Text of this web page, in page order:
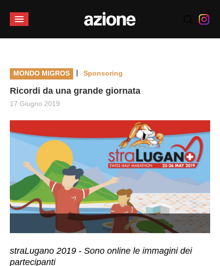
MONDO MIGROS | Sponsoring
Ricordi da una grande giornata
17 Giugno 2019
straLugano 2019 - Sono online le immagini dei
partecipanti